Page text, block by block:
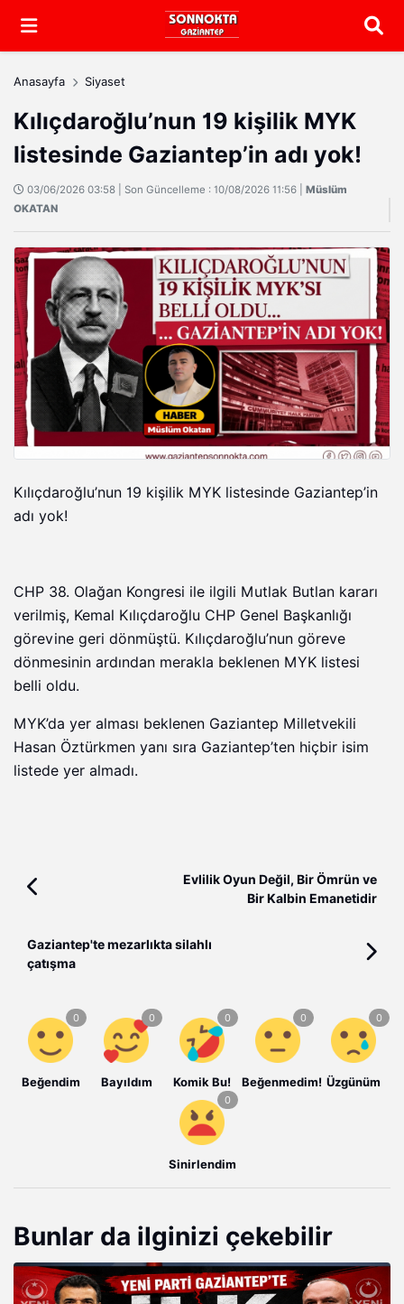
Arama
Anasayfa Siyaset
Kılıçdaroğlu’nun 19 kişilik MYK
listesinde Gaziantep’in adı yok!
03/06/2026 03:58 | Son Güncelleme : 10/08/2026 11:56 | Müslüm
OKATAN
Kılıçdaroğlu’nun 19 kişilik MYK listesinde Gaziantep’in
adı yok!
CHP 38. Olağan Kongresi ile ilgili Mutlak Butlan kararı
verilmiş, Kemal Kılıçdaroğlu CHP Genel Başkanlığı
görevine geri dönmüştü. Kılıçdaroğlu’nun göreve
dönmesinin ardından merakla beklenen MYK listesi
belli oldu.
MYK’da yer alması beklenen Gaziantep Milletvekili
Hasan Öztürkmen yanı sıra Gaziantep’ten hiçbir isim
listede yer almadı.
Evlilik Oyun Değil, Bir Ömrün ve
Bir Kalbin Emanetidir
Gaziantep'te mezarlıkta silahlı
çatışma
Beğendim Bayıldım Komik Bu! Beğenmedim! Üzgünüm
Sinirlendim
Bunlar da ilginizi çekebilir